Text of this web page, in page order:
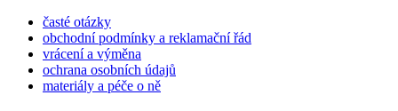
časté otázky
obchodní podmínky a reklamační řád
vrácení a výměna
ochrana osobních údajů
materiály a péče o ně